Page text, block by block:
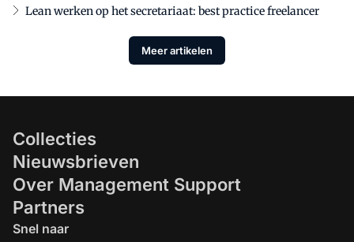
Lean werken op het secretariaat: best practice freelancer
Meer artikelen
Collecties
Nieuwsbrieven
Over Management Support
Partners
Snel naar